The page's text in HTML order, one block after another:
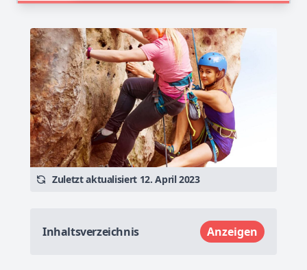
Zuletzt aktualisiert 12. April 2023
Inhaltsverzeichnis Anzeigen